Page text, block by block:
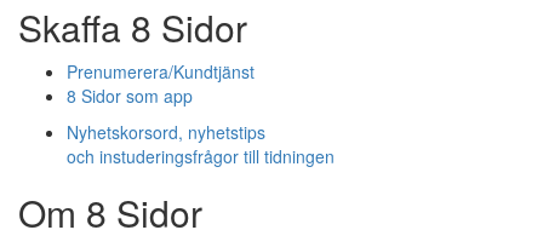
Skaffa 8 Sidor
Prenumerera/Kundtjänst
8 Sidor som app
Nyhetskorsord, nyhetstips
och instuderingsfrågor till tidningen
Om 8 Sidor